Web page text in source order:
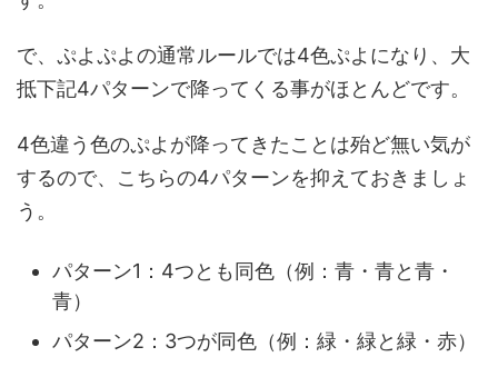
で、ぷよぷよの通常ルールでは4色ぷよになり、大
抵下記4パターンで降ってくる事がほとんどです。
4色違う色のぷよが降ってきたことは殆ど無い気が
するので、こちらの4パターンを抑えておきましょ
う。
パターン1：4つとも同色（例：青・青と青・
青）
パターン2：3つが同色（例：緑・緑と緑・赤）